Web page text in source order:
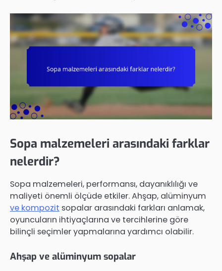
Sopa malzemeleri arasındaki farklar
nelerdir?
Sopa malzemeleri, performansı, dayanıklılığı ve
maliyeti önemli ölçüde etkiler. Ahşap, alüminyum
ve kompozit sopalar arasındaki farkları anlamak,
oyuncuların ihtiyaçlarına ve tercihlerine göre
bilinçli seçimler yapmalarına yardımcı olabilir.
Ahşap ve alüminyum sopalar